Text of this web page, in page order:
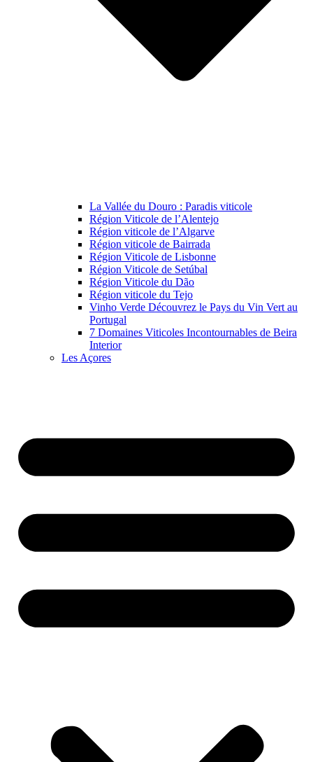
La Vallée du Douro : Paradis viticole
Région Viticole de l’Alentejo
Région viticole de l’Algarve
Région viticole de Bairrada
Région Viticole de Lisbonne
Région Viticole de Setúbal
Région Viticole du Dão
Région viticole du Tejo
Vinho Verde Découvrez le Pays du Vin Vert au
Portugal
7 Domaines Viticoles Incontournables de Beira
Interior
Les Açores